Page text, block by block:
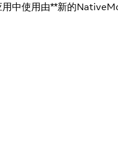
用中使用由**新的